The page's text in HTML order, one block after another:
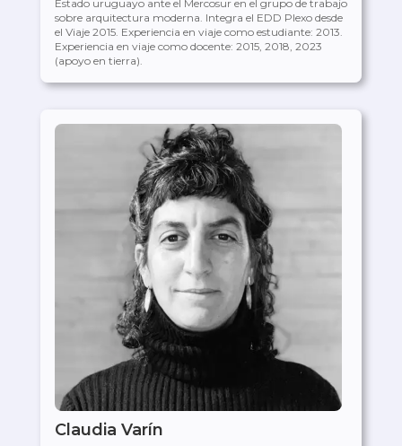
Estado uruguayo ante el Mercosur en el grupo de trabajo
sobre arquitectura moderna. Integra el EDD Plexo desde
el Viaje 2015. Experiencia en viaje como estudiante: 2013.
Experiencia en viaje como docente: 2015, 2018, 2023
(apoyo en tierra).
Claudia Varín